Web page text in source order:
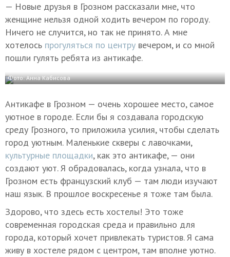
— Новые друзья в Грозном рассказали мне, что
женщине нельзя одной ходить вечером по городу.
Ничего не случится, но так не принято. А мне
хотелось прогуляться по центру вечером, и со мной
пошли гулять ребята из антикафе.
Фото: Анна Кабисова
Антикафе в Грозном — очень хорошее место, самое
уютное в городе. Если бы я создавала городскую
среду Грозного, то приложила усилия, чтобы сделать
город уютным. Маленькие скверы с лавочками,
культурные площадки, как это антикафе, — они
создают уют. Я обрадовалась, когда узнала, что в
Грозном есть французский клуб — там люди изучают
наш язык. В прошлое воскресенье я тоже там была.
Здорово, что здесь есть хостелы! Это тоже
современная городская среда и правильно для
города, который хочет привлекать туристов. Я сама
живу в хостеле рядом с центром, там вполне уютно.